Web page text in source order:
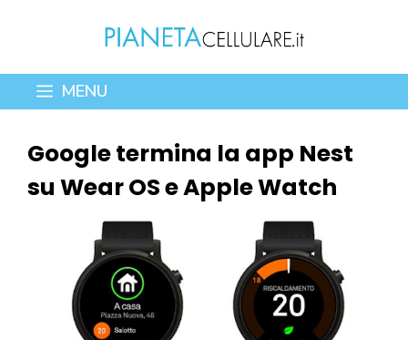
contenuto
MENU
Google termina la app Nest
su Wear OS e Apple Watch